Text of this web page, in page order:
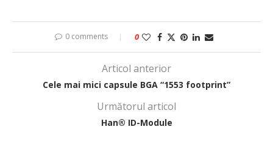
0 comments 0
Articol anterior
Cele mai mici capsule BGA “1553 footprint”
Următorul articol
Han® ID-Module